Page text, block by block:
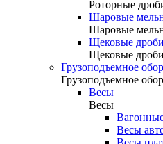
Роторные
Шаровые
Шаровые
Щековые
Щековые
Грузоподъемное
Грузоподъемное
Весы
Весы
Весы